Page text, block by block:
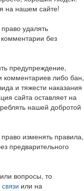
на нашем сайте!
удалять
без
предупреждение,
комментариев либо бан,
и тяжести наказания
сайта оставляет на
нашей добротой
изменять правила,
предварительного
вопросы, то
или на